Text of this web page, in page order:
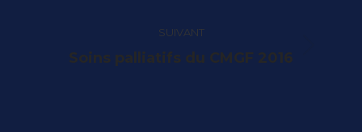
:
SUIVANT
Article
Soins palliatifs du CMGF 2016